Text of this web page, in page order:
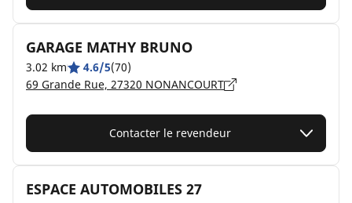
GARAGE MATHY BRUNO
3.02 km 4.6/5(70)
69 Grande Rue, 27320 NONANCOURT
Contacter le revendeur
ESPACE AUTOMOBILES 27